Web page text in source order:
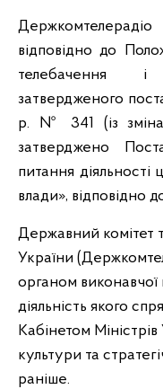
відповідно до
телебачення і
затвердженого
р. № 341 (із
затверджено
питання діяльності
влади», відповідно
Державний комітет
України
органом виконавчої
діяльність якого
Кабінетом
культури та
раніше.